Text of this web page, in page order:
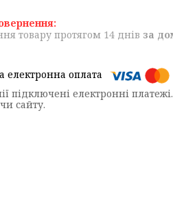
товару протягом 14 днів за
підключені електронні
сайту.